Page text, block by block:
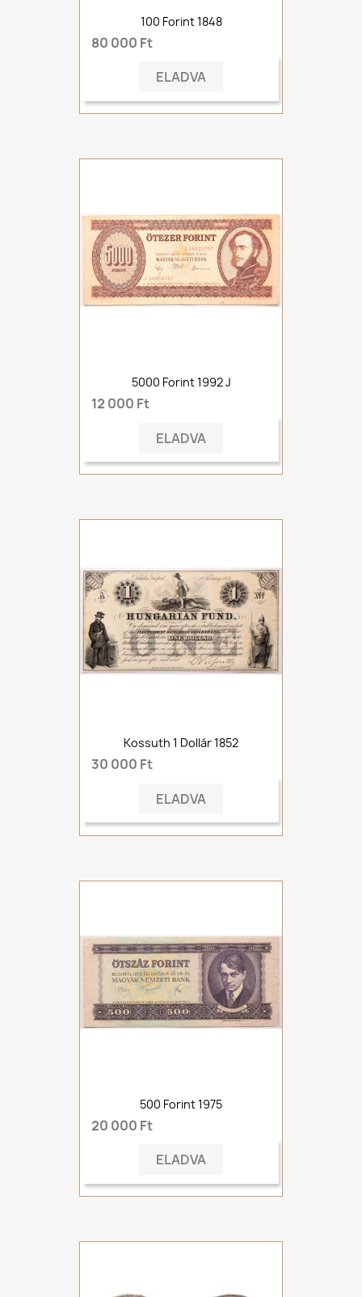
100 Forint 1848
80 000 Ft
ELADVA
5000 Forint 1992 J
12 000 Ft
ELADVA
Kossuth 1 Dollár 1852
30 000 Ft
ELADVA
500 Forint 1975
20 000 Ft
ELADVA